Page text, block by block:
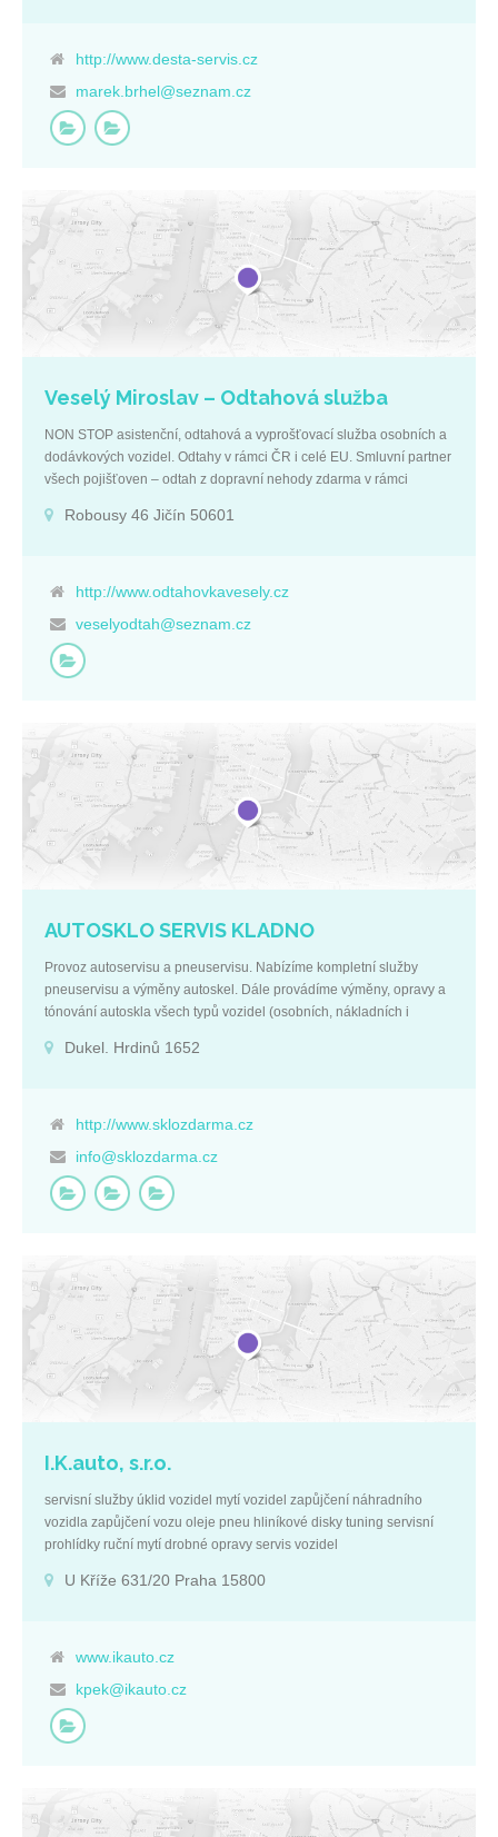
vozíky, včetně nůžkových nebo vysokozdvižných paletových vozíků.
JISTOTA. Základní údaje: IČ: 68927096 DIČ: CZ7310125383
Olomoucký kraj Drahanovice 174 Drahanovice 78344 Firemní
kontakty: +420 777 121 066 marek.brhel@seznam.cz
http://www.desta-servis.cz
marek.brhel@seznam.cz
Veselý Miroslav – Odtahová služba
NON STOP asistenční, odtahová a vyprošťovací služba osobních a
dodávkových vozidel. Odtahy v rámci ČR i celé EU. Smluvní partner
všech pojišťoven – odtah z dopravní nehody zdarma v rámci
ekolikvidace atd. IČ: 46477811 +420 602 111 213
Robousy 46 Jičín 50601
Robousy 46 Jičín 50601
http://www.odtahovkavesely.cz
veselyodtah@seznam.cz
AUTOSKLO SERVIS KLADNO
Provoz autoservisu a pneuservisu. Nabízíme kompletní služby
pneuservisu a výměny autoskel. Dále provádíme výměny, opravy a
tónování autoskla všech typů vozidel (osobních, nákladních i
garáži. Montáž tažných zařízení. Zcelování prasklin. Poskytujeme
zabezpečení vozů CONSTRUCT. Základní údaje:
DIČ: CZ8002290692 +420 777 242 242 Středočeský kraj
+420 777 622 662 Dukel. hrdinů 1652
info@sklozdarma.cz Kladno
Dukel. Hrdinů 1652
http://www.sklozdarma.cz
info@sklozdarma.cz
I.K.auto, s.r.o.
servisní služby úklid vozidel mytí vozidel zapůjčení náhradního
vozidla zapůjčení vozu oleje pneu hliníkové disky tuning servisní
prohlídky ruční mytí drobné opravy servis vozidel
U Kříže 631/20 Praha 15800
www.ikauto.cz
kpek@ikauto.cz